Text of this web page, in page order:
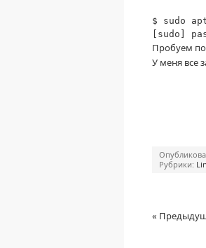
$ sudo
[sudo]
Пробуем по
У меня все
Рубрики:
«